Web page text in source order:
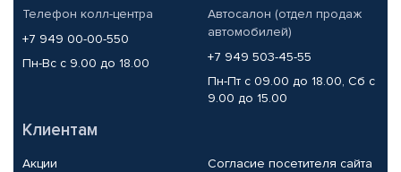
Телефон колл-центра
+7 949 00-00-550
Пн-Вс с 9.00 до 18.00
Автосалон (отдел продаж
автомобилей)
+7 949 503-45-55
Пн-Пт с 09.00 до 18.00, Сб с
9.00 до 15.00
Клиентам
Акции
Согласие посетителя сайта